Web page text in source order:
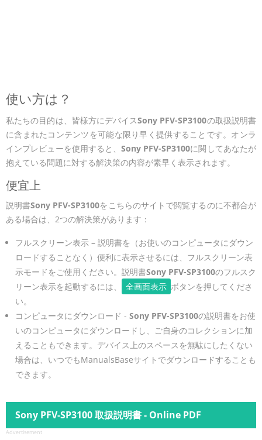
使い方は？
私たちの目的は、皆様方にデバイスSony PFV-SP3100の取扱説明書
に含まれたコンテンツを可能な限り早く提供することです。オンラ
インプレビューを使用すると、Sony PFV-SP3100に関してあなたが
抱えている問題に対する解決策の内容が素早く表示されます。
便宜上
説明書Sony PFV-SP3100をこちらのサイトで閲覧するのに不都合が
ある場合は、2つの解決策があります：
フルスクリーン表示 – 説明書を（お使いのコンピュータにダウン
ロードすることなく）便利に表示させるには、フルスクリーン表
示モードをご使用ください。説明書Sony PFV-SP3100のフルスク
リーン表示を起動するには、
全画面表示 ボタンを押してくださ
い。
コンピュータにダウンロード - Sony PFV-SP3100の説明書をお使
いのコンピュータにダウンロードし、ご自身のコレクションに加
えることもできます。デバイス上のスペースを無駄にしたくない
場合は、いつでもManualsBaseサイトでダウンロードすることも
できます。
Sony PFV-SP3100 取扱説明書 - Online PDF
Advertisement